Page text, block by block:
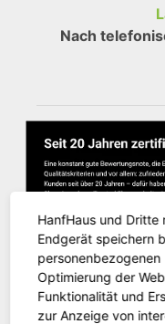
Nach
HanfHaus und Dritte
Endgerät speichern
Optimierung der
Funktionalität und
zur Anzeige von